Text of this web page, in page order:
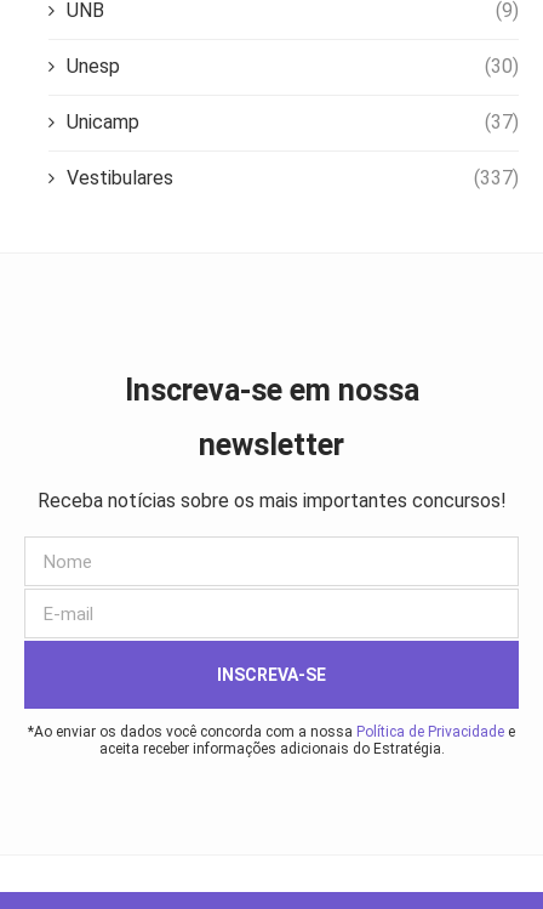
UNB (9)
Unesp (30)
Unicamp (37)
Vestibulares (337)
Inscreva-se em nossa
newsletter
Receba notícias sobre os mais importantes concursos!
INSCREVA-SE
*Ao enviar os dados você concorda com a nossa Política de Privacidade e
aceita receber informações adicionais do Estratégia.